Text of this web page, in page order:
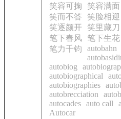
笑容可掬
笑容满面
笑而不答
笑脸相迎
笑逐颜开
笑里藏刀
笔下春风 笔下生花
笔力千钧
autobahn
autobiog
autobiographical
autobiographies
autobrecciation
autocades auto call
Autocar